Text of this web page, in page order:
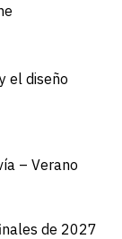
el diseño
– Verano
de 2027